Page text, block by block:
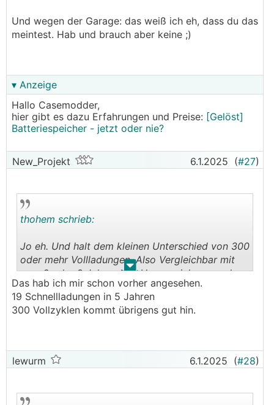
Und wegen der Garage: das weiß ich eh, dass du das
meintest. Hab und brauch aber keine ;)
▾ Anzeige
Hallo Casemodder,
hier gibt es dazu Erfahrungen und Preise: [Gelöst]
Batteriespeicher - jetzt oder nie?
New_Projekt 6.1.2025 (#27)
. .
thohem schrieb:
Jo eh. Und halt dem kleinen Unterschied von 300
oder mehr Vollladungen. Also Vergleichbar mit
nem 2 oder 3 Jahre alten Hausspeicher von den
Zyklen her. Wobei der Autoakku durch
Schnellladungen auch wieder mehr gealtert ist
(grad der Leaf Akku).
Das hab ich mir schon vorher angesehen.
19 Schnellladungen in 5 Jahren
300 Vollzyklen kommt übrigens gut hin.
lewurm 6.1.2025 (#28)